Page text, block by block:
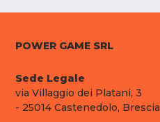
POWER GAME SRL
Sede Legale
via Villaggio dei Platani, 3
- 25014 Castenedolo, Brescia